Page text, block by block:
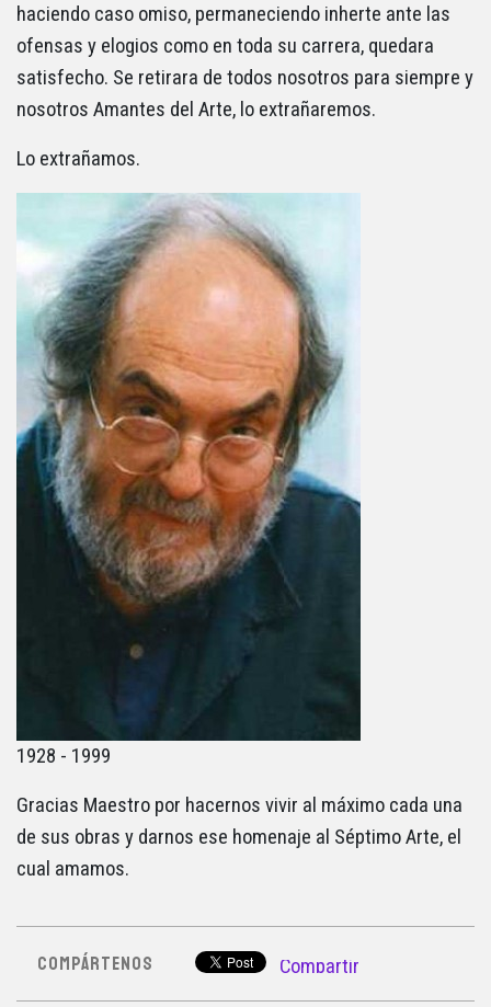
haciendo caso omiso, permaneciendo inherte ante las
ofensas y elogios como en toda su carrera, quedara
satisfecho. Se retirara de todos nosotros para siempre y
nosotros Amantes del Arte, lo extrañaremos.
Lo extrañamos.
1928 - 1999
Gracias Maestro por hacernos vivir al máximo cada una
de sus obras y darnos ese homenaje al Séptimo Arte, el
cual amamos.
COMPÁRTENOS Compartir